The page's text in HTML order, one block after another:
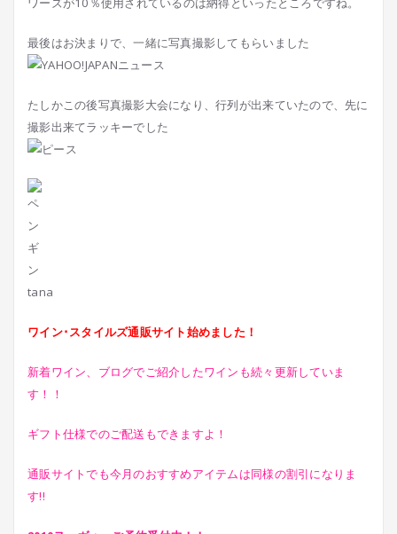
最後はお決まりで、一緒に写真撮影してもらいました
たしかこの後写真撮影大会になり、行列が出来ていたので、先に
撮影出来てラッキーでした
tana
ワイン･スタイルズ通販サイト始めました！
新着ワイン、ブログでご紹介したワインも続々更新していま
す！！
ギフト仕様でのご配送もできますよ！
通販サイトでも今月のおすすめアイテムは同様の割引になりま
す!!